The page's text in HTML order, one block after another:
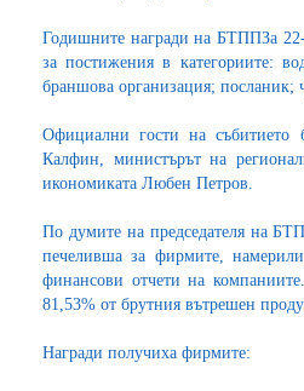
Годишните награди на БТППЗа
за постижения в категориите:
браншова организация; посланик;
Официални гости на събитието
Калфин, министърът на
икономиката Любен Петров.
По думите на председателя на
печеливша за фирмите,
финансови отчети на
81,53% от брутния вътрешен
Награди получиха фирмите: